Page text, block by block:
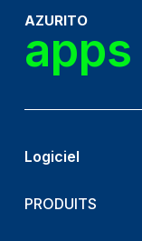
AZURITO
Logiciel
PRODUITS